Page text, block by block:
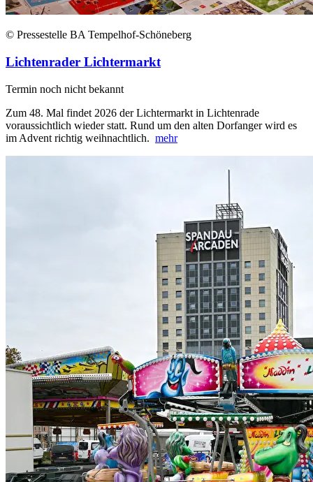
© Pressestelle BA Tempelhof-Schöneberg
Lichtenrader Lichtermarkt
Termin noch nicht bekannt
Zum 48. Mal findet 2026 der Lichtermarkt in Lichtenrade
voraussichtlich wieder statt. Rund um den alten Dorfanger wird es
im Advent richtig weihnachtlich. mehr